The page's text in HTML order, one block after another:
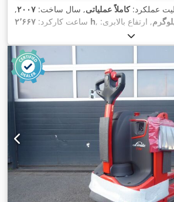
عملکرد:کاملاً عملیاتی, سال ساخت: ۲۰۰۷,
ساعت کارکرد: ۲٬۶۶۷ h , ارتفاع بالابری:
دیزل
۴۳ کیلووات (۵۸٫۴۶ اسب بخار)
, وزن خالی: